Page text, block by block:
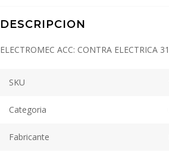
DESCRIPCION
ELECTROMEC ACC: CONTRA ELECTRICA 31
SKU
Categoria
Fabricante